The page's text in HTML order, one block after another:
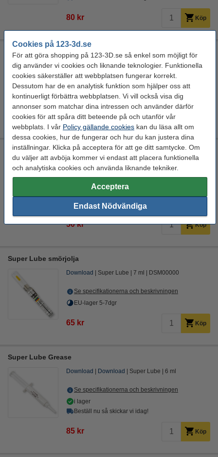
Cookies på 123-3d.se
För att göra shopping på 123-3D.se så enkel som möjligt för
dig använder vi cookies och liknande teknologier. Funktionella
cookies säkerställer att webbplatsen fungerar korrekt.
Dessutom har de en analytisk funktion som hjälper oss att
kontinuerligt förbättra webbplatsen. Vi vill också visa dig
annonser som matchar dina intressen och använder därför
cookies för att spåra ditt beteende på och utanför vår
webbplats. I vår Policy gällande cookies kan du läsa allt om
dessa cookies, hur de fungerar och hur du kan justera dina
inställningar. Klicka på acceptera för att ge ditt samtycke. Om
du väljer att avböja kommer vi endast att placera funktionella
och analytiska cookies och använda liknande tekniker.
Acceptera
Endast Nödvändiga
80 kr Köp
123-3D KFL8 lageraxelfäste | 2st
36,6 mm 8 mm Aluminium M5
Se specifikationerna och beskrivningen
EU-lager 5-7dgr
80 kr
123-3D Flexibel motorkoppling | 5mm - 8mm
5 mm 8 mm 25 mm Aluminium
Se specifikationerna och beskrivningen
i lager
Beställ nu så skickar vi idag!
50 kr Köp
Super Lube smörjolja
Download Super Lube 7 ml DSM00000
Se specifikationerna och beskrivningen
EU-lager 5-7dgr
65 kr Köp
Super Lube Grease
Download Download Super Lube 6 ml
Se specifikationerna och beskrivningen
i lager
Beställ nu så skickar vi idag!
85 kr Köp